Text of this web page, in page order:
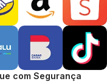
com Segurança